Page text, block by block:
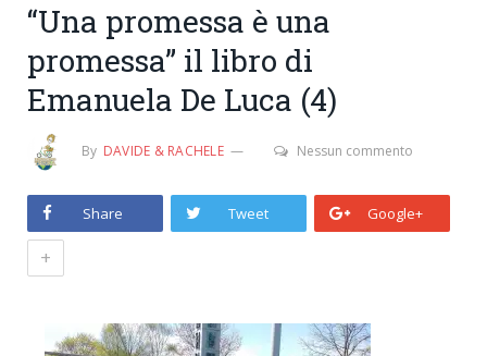
“Una promessa è una
promessa” il libro di
Emanuela De Luca (4)
By DAVIDE & RACHELE Nessun commento
Share Tweet Google+
+